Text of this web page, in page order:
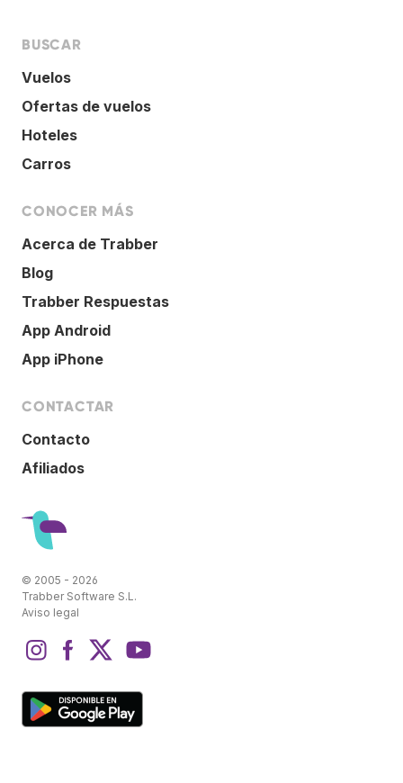
BUSCAR
Vuelos
Ofertas de vuelos
Hoteles
Carros
CONOCER MÁS
Acerca de Trabber
Blog
Trabber Respuestas
App Android
App iPhone
CONTACTAR
Contacto
Afiliados
© 2005 - 2026
Trabber Software S.L.
Aviso legal